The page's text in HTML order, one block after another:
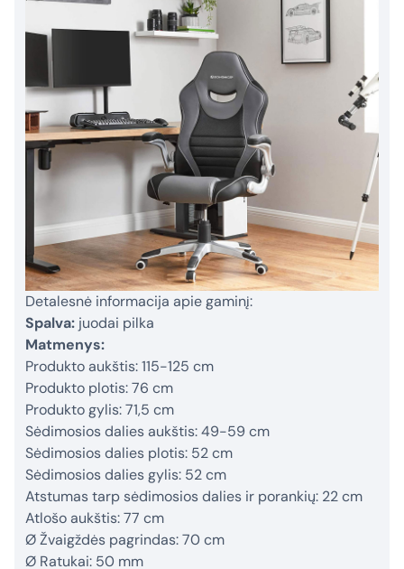
Detalesnė informacija apie gaminį:
Spalva: juodai pilka
Matmenys:
Produkto aukštis: 115-125 cm
Produkto plotis: 76 cm
Produkto gylis: 71,5 cm
Sėdimosios dalies aukštis: 49-59 cm
Sėdimosios dalies plotis: 52 cm
Sėdimosios dalies gylis: 52 cm
Atstumas tarp sėdimosios dalies ir porankių: 22 cm
Atlošo aukštis: 77 cm
Ø Žvaigždės pagrindas: 70 cm
Ø Ratukai: 50 mm